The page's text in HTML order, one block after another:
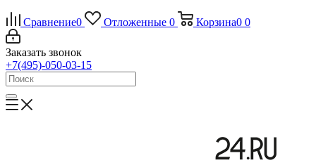
Сравнение0 Отложенные 0 Корзина0 0
Заказать звонок
+7(495)-050-03-15